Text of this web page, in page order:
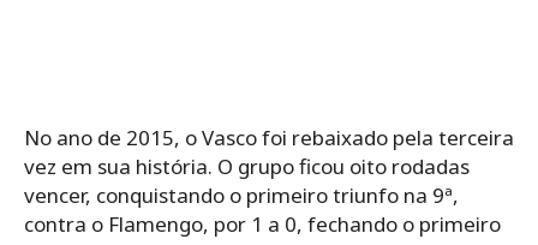
No ano de 2015, o Vasco foi rebaixado pela terceira
vez em sua história. O grupo ficou oito rodadas
vencer, conquistando o primeiro triunfo na 9ª,
contra o Flamengo, por 1 a 0, fechando o primeiro